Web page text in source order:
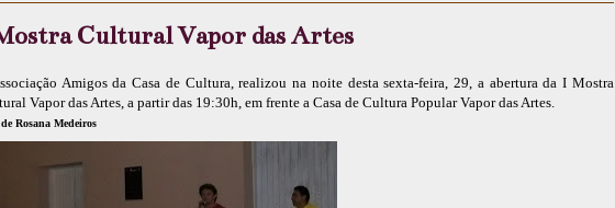
Cultural Vapor das Artes
Amigos da Casa de Cultura, realizou na noite desta sexta-feira, 29, a abertura da I Mostra
Vapor das Artes, a partir das 19:30h, em frente a Casa de Cultura Popular Vapor das Artes.
Rosana Medeiros